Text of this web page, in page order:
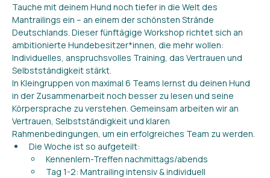
Tauche mit deinem Hund noch tiefer in die Welt des
Mantrailings ein – an einem der schönsten Strände
Deutschlands. Dieser fünftägige Workshop richtet sich an
ambitionierte Hundebesitzer*innen, die mehr wollen:
Individuelles, anspruchsvolles Training, das Vertrauen und
Selbstständigkeit stärkt.
In Kleingruppen von maximal 6 Teams lernst du deinen Hund
in der Zusammenarbeit noch besser zu lesen und seine
Körpersprache zu verstehen. Gemeinsam arbeiten wir an
Vertrauen, Selbstständigkeit und klaren
Rahmenbedingungen, um ein erfolgreiches Team zu werden.
Die Woche ist so aufgeteilt:
Kennenlern-Treffen nachmittags/abends
Tag 1-2: Mantrailing intensiv & individuell